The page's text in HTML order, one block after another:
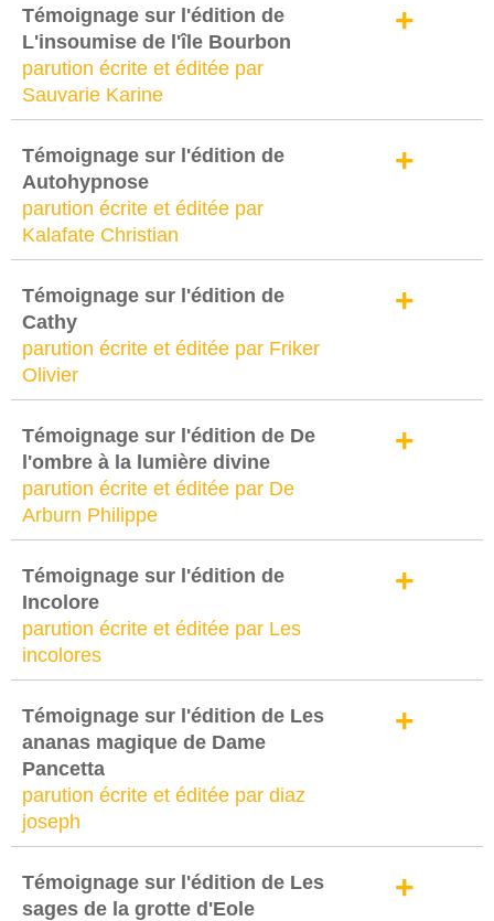
Témoignage sur l'édition de
L'insoumise de l'île Bourbon
parution écrite et éditée par
Sauvarie Karine
+
Témoignage sur l'édition de
Autohypnose
parution écrite et éditée par
Kalafate Christian
+
Témoignage sur l'édition de
Cathy
parution écrite et éditée par Friker
Olivier
+
Témoignage sur l'édition de De
l'ombre à la lumière divine
parution écrite et éditée par De
Arburn Philippe
+
Témoignage sur l'édition de
Incolore
parution écrite et éditée par Les
incolores
+
Témoignage sur l'édition de Les
ananas magique de Dame
Pancetta
parution écrite et éditée par diaz
joseph
+
Témoignage sur l'édition de Les
sages de la grotte d'Eole
+